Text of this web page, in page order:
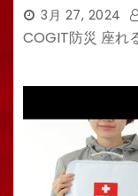
3月 27, 2024
COGIT防災 座